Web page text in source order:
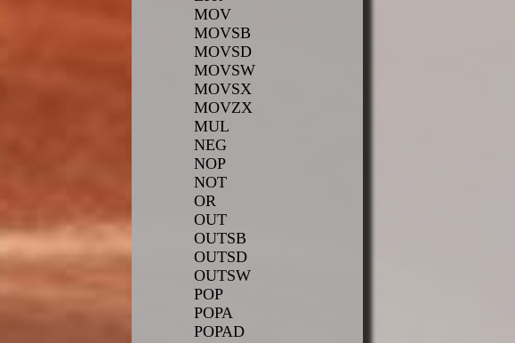
MOV
MOVSB
MOVSD
MOVSW
MOVSX
MOVZX
MUL
NEG
NOP
NOT
OR
OUT
OUTSB
OUTSD
OUTSW
POP
POPA
POPAD